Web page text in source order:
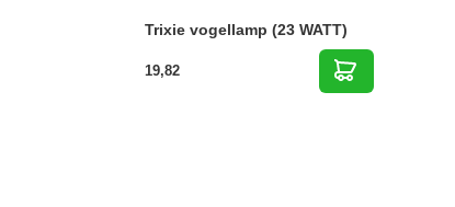
Trixie vogellamp (23 WATT)
19,82